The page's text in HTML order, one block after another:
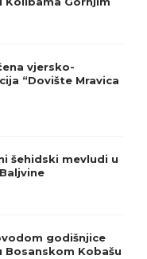
vjersko-
“Dovište Mravica
šehidski mevludi u
godišnjice
Kobašu